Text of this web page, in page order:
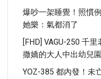
爆吵一架睡覺！照慣
她樂：氣都消了
[FHD] VAGU-250 千
撒嬌的大人中出幼兒園
YOZ-385 都內發！未